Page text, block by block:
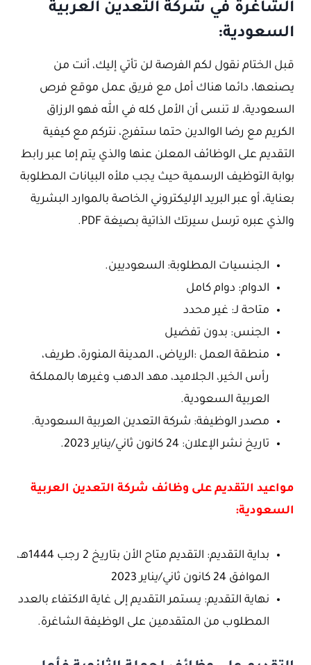
الشاغرة في شركة التعدين العربية
السعودية:
قبل الختام نقول لكم الفرصة لن تأتي إليك، أنت من
يصنعها، دائما هناك أمل مع فريق عمل موقع فرص
السعودية، لا تنسى أن الأمل كله في الله فهو الرزاق
الكريم مع رضا الوالدين حتما ستفرج، نتركم مع كيفية
التقديم على الوظائف المعلن عنها والذي يتم إما عبر رابط
بوابة التوظيف الرسمية حيث يجب ملأه البيانات المطلوبة
بعناية، أو عبر البريد الإليكتروني الخاصة بالموارد البشرية
والذي عبره ترسل سيرتك الذاتية بصيغة PDF.
الجنسيات المطلوبة: السعوديين.
الدوام: دوام كامل
متاحة لـ: غير محدد
الجنس: بدون تفضيل
منطقة العمل :الرياض، المدينة المنورة، طريف،
رأس الخير، الجلاميد، مهد الدهب وغيرها بالمملكة
العربية السعودية.
مصدر الوظيفة: شركة التعدين العربية السعودية.
تاريخ نشر الإعلان: 24 كانون ثاني/يناير 2023.
مواعيد التقديم على وظائف شركة التعدين العربية
السعودية:
بداية التقديم: التقديم متاح الأن بتاريخ 2 رجب 1444هـ،
الموافق 24 كانون ثاني/يناير 2023
نهاية التقديم: يستمر التقديم إلى غاية الاكتفاء بالعدد
المطلوب من المتقدمين على الوظيفة الشاغرة.